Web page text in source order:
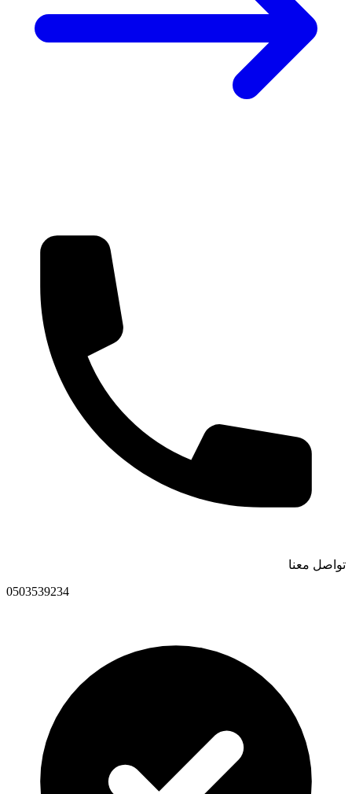
تواصل معنا
0503539234